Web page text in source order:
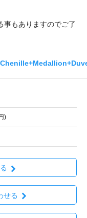
事もありますのでご了
)
せる